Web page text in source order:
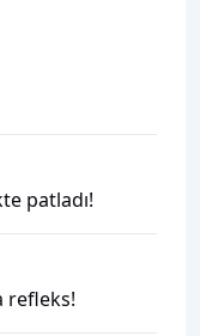
patladı!
refleks!